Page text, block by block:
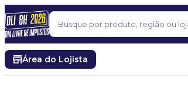
Pular para o conteúdo
Buscar
Área do Lojista